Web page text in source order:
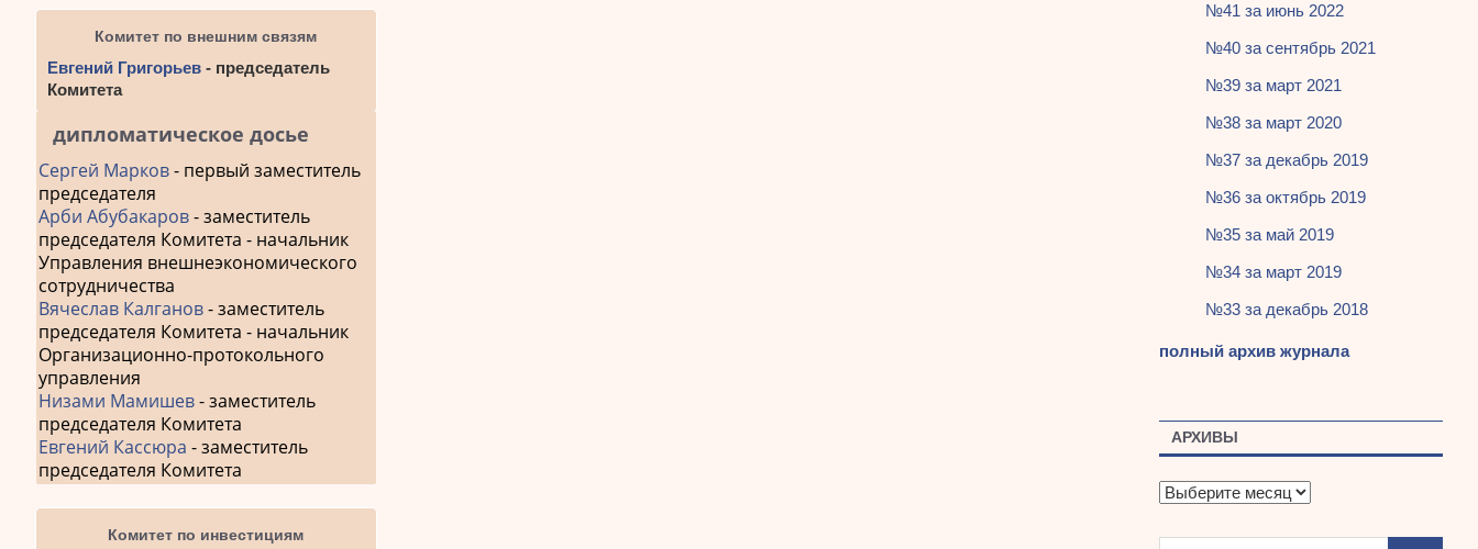
Комитет по внешним связям
Евгений Григорьев - председатель
Комитета
дипломатическое досье
Сергей Марков- первый заместитель
председателя
Арби Абубакаров- заместитель
председателя Комитета - начальник
Управления внешнеэкономического
сотрудничества
Вячеслав Калганов- заместитель
председателя Комитета - начальник
Организационно-протокольного
управления
Низами Мамишев- заместитель
председателя Комитета
Евгений Кассюра - заместитель
председателя Комитета
Комитет по инвестициям
№41 за июнь 2022
№40 за сентябрь 2021
№39 за март 2021
№38 за март 2020
№37 за декабрь 2019
№36 за октябрь 2019
№35 за май 2019
№34 за март 2019
№33 за декабрь 2018
полный архив журнала
АРХИВЫ
А
х